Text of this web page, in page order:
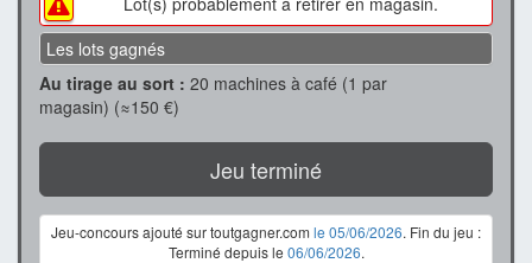
Les lots gagnés
Au tirage au sort : 20 machines à café (1 par
magasin) (≈150 €)
Jeu terminé
Jeu-concours ajouté sur toutgagner.com le 05/06/2026. Fin du jeu :
Terminé depuis le 06/06/2026.